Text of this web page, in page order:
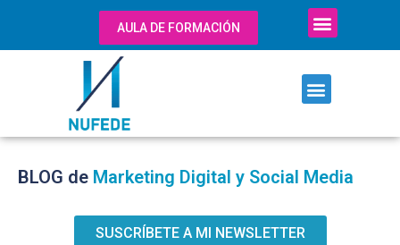
AULA DE FORMACIÓN
BLOG de Marketing Digital y Social Media
SUSCRÍBETE A MI NEWSLETTER